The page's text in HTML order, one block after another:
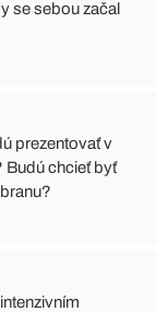
se sebou začal
prezentovať v
Budú chcieť byť